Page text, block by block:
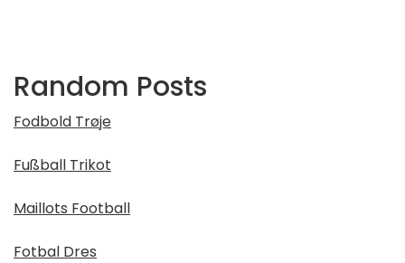
Random Posts
Fodbold Trøje
Fußball Trikot
Maillots Football
Fotbal Dres